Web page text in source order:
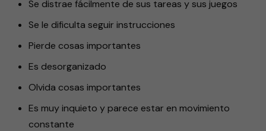
Se distrae fácilmente de sus tareas y sus juegos
Se le dificulta seguir instrucciones
Pierde cosas importantes
Es desorganizado
Olvida cosas importantes
Es muy inquieto y parece estar en movimiento
constante